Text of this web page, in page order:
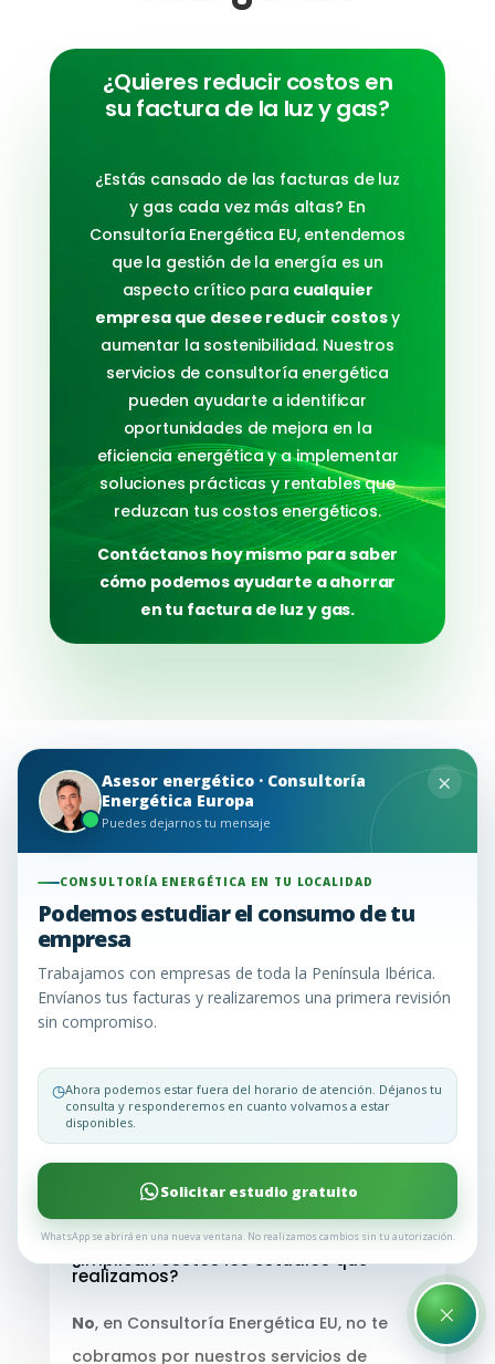
¿Quieres reducir costos en
su factura de la luz y gas?
¿Estás cansado de las facturas de luz
y gas cada vez más altas? En
Consultoría Energética EU, entendemos
que la gestión de la energía es un
aspecto crítico para cualquier
empresa que desee reducir costosy
aumentar la sostenibilidad. Nuestros
servicios de consultoría energética
pueden ayudarte a identificar
oportunidades de mejora en la
eficiencia energética y a implementar
soluciones prácticas y rentables que
reduzcan tus costos energéticos.
Contáctanos hoy mismo para saber
cómo podemos ayudarte a ahorrar
en tu factura de luz y gas.
F.A.Q Preguntas
Frecuentes
En Consultoría Energética EU, entendemos que la
consultoría energética puede generar una serie
de dudas. Para aclararlas y brindarte la
información que necesitas, hemos recopilado las
preguntas más comunes que nuestros clientes
concisas para ayudarte a tomar decisiones
informadas sobre la gestión de tu energía.
¿Sigues teniendo dudas? Llámanos y te lo
explicamos todo o envíanos un WhatsApp
¿Implican costos los estudios que
realizamos?
No, en Consultoría Energética EU, no te
cobramos por nuestros servicios de
Asesor energético · Consultoría
Energética Europa
Puedes dejarnos tu mensaje
×
CONSULTORÍA ENERGÉTICA EN TU LOCALIDAD
Podemos estudiar el consumo de tu
empresa
Trabajamos con empresas de toda la Península Ibérica.
Envíanos tus facturas y realizaremos una primera revisión
sin compromiso.
◷Ahora podemos estar fuera del horario de atención. Déjanos tu
consulta y responderemos en cuanto volvamos a estar
disponibles.
Solicitar estudio gratuito
WhatsApp se abrirá en una nueva ventana. No realizamos cambios sin tu autorización.
×